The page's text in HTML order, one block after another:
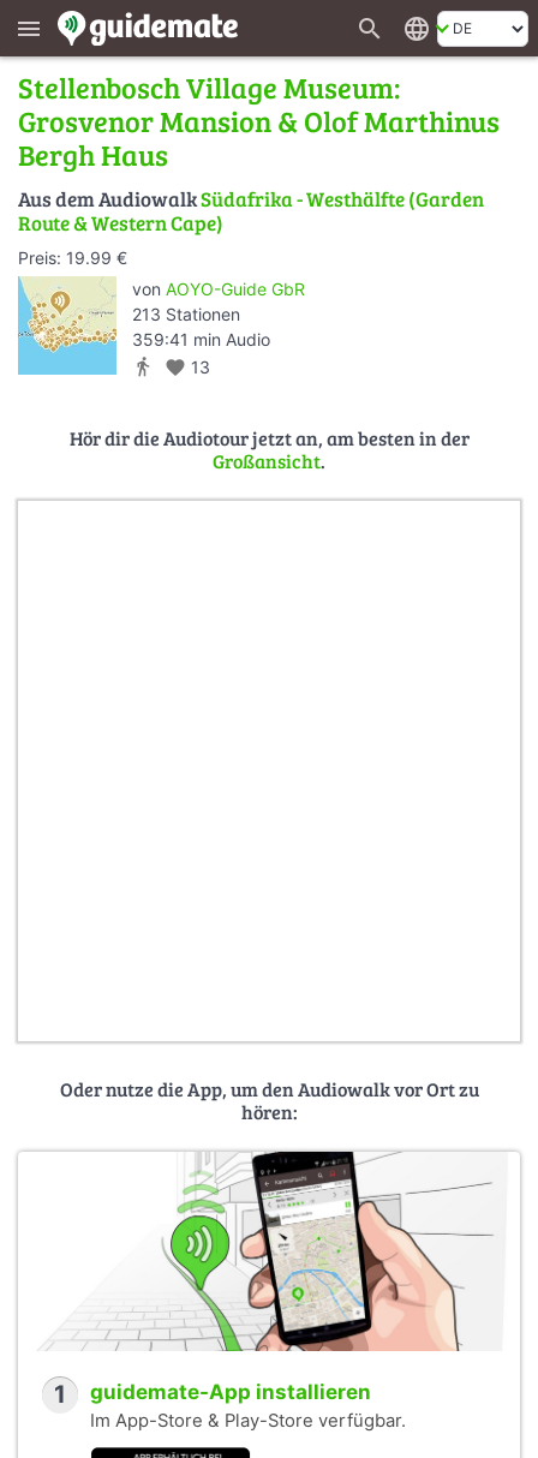
menu search language
Stellenbosch Village Museum:
Grosvenor Mansion & Olof Marthinus
Bergh Haus
Aus dem AudiowalkSüdafrika - Westhälfte (Garden
Route & Western Cape)
Preis: 19.99 €
von AOYO-Guide GbR
213 Stationen
359:41 min Audio
directions_walk favorite 13
Hör dir die Audiotour jetzt an, am besten in der
Großansicht.
Oder nutze die App, um den Audiowalk vor Ort zu
hören:
1 guidemate-App installieren
Im App-Store & Play-Store verfügbar.